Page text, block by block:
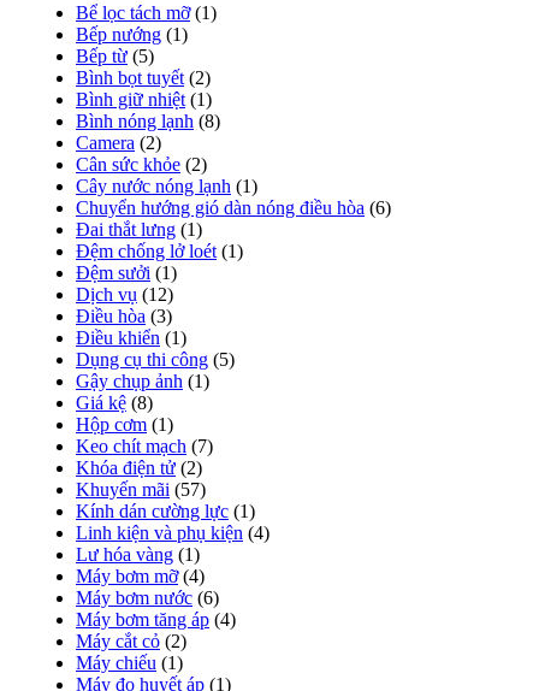
Bể lọc tách mỡ (1)
Bếp nướng (1)
Bếp từ (5)
Bình bọt tuyết (2)
Bình giữ nhiệt (1)
Bình nóng lạnh (8)
Camera (2)
Cân sức khỏe (2)
Cây nước nóng lạnh (1)
Chuyển hướng gió dàn nóng điều hòa (6)
Đai thắt lưng (1)
Đệm chống lở loét (1)
Đệm sưởi (1)
Dịch vụ (12)
Điều hòa (3)
Điều khiển (1)
Dụng cụ thi công (5)
Gậy chụp ảnh (1)
Giá kệ (8)
Hộp cơm (1)
Keo chít mạch (7)
Khóa điện tử (2)
Khuyến mãi (57)
Kính dán cường lực (1)
Linh kiện và phụ kiện (4)
Lư hóa vàng (1)
Máy bơm mỡ (4)
Máy bơm nước (6)
Máy bơm tăng áp (4)
Máy cắt cỏ (2)
Máy chiếu (1)
Máy đo huyết áp (1)